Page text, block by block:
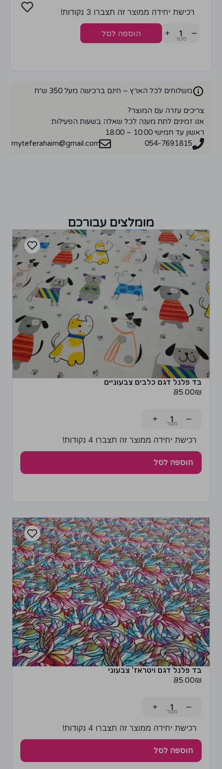
רכישת יחידה ממוצר זה תצברו 3 נקודות!
−
+ הוספה לסל
משלוחים לכל הארץ – חינם ברכישה מעל 350 ש״ח
צריכים עזרה עם המוצר?
אנו זמינים לתת מענה לכל שאלה בשעות הפעילות:
ראשון עד חמישי 10:00 – 18:00
054-7691815
myteferahaim@gmail.com
מומלצים עבורכם
בד פלנל דגם כלבים צבעוניים
85.00₪
−
+
רכישת יחידה ממוצר זה תצברו 4 נקודות!
הוספה לסל
בד פלנל דגם ויטראז' צבעוני
85.00₪
−
+
רכישת יחידה ממוצר זה תצברו 4 נקודות!
הוספה לסל